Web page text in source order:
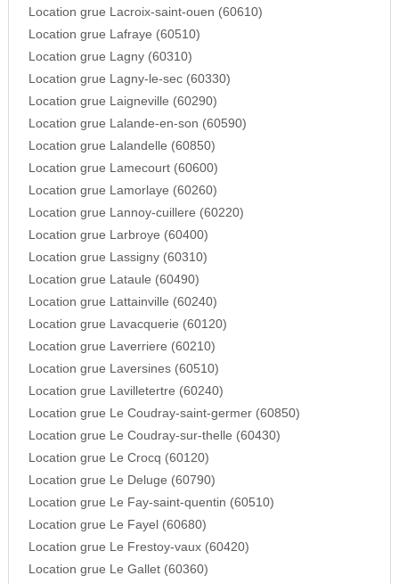
Location grue Lacroix-saint-ouen (60610)
Location grue Lafraye (60510)
Location grue Lagny (60310)
Location grue Lagny-le-sec (60330)
Location grue Laigneville (60290)
Location grue Lalande-en-son (60590)
Location grue Lalandelle (60850)
Location grue Lamecourt (60600)
Location grue Lamorlaye (60260)
Location grue Lannoy-cuillere (60220)
Location grue Larbroye (60400)
Location grue Lassigny (60310)
Location grue Lataule (60490)
Location grue Lattainville (60240)
Location grue Lavacquerie (60120)
Location grue Laverriere (60210)
Location grue Laversines (60510)
Location grue Lavilletertre (60240)
Location grue Le Coudray-saint-germer (60850)
Location grue Le Coudray-sur-thelle (60430)
Location grue Le Crocq (60120)
Location grue Le Deluge (60790)
Location grue Le Fay-saint-quentin (60510)
Location grue Le Fayel (60680)
Location grue Le Frestoy-vaux (60420)
Location grue Le Gallet (60360)